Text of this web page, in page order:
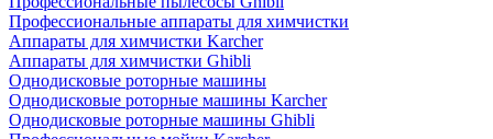
Профессиональные аппараты для химчистки
Аппараты для химчистки Karcher
Аппараты для химчистки Ghibli
Однодисковые роторные машины
Однодисковые роторные машины Karcher
Однодисковые роторные машины Ghibli